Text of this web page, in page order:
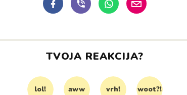
TVOJA REAKCIJA?
lol! aww vrh! woot?!